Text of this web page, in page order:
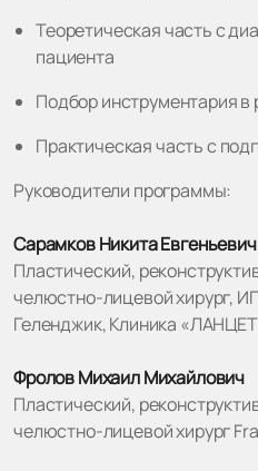
Теоретическая часть с
пациента
Подбор инструментария в
Практическая часть с
Руководители программы:
Сарамков Никита Евгеньевич
Пластический,
челюстно-лицевой хирург,
Геленджик, Клиника
Фролов Михаил Михайлович
Пластический,
челюстно-лицевой хирург